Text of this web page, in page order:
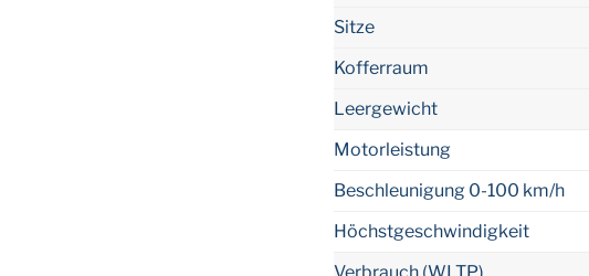
Sitze
Kofferraum
Leergewicht
Motorleistung
Beschleunigung 0-100 km/h
Höchstgeschwindigkeit